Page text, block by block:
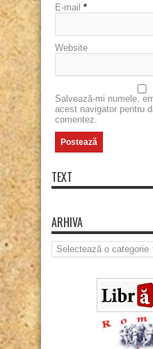
E-mail *
Website
Salvează-mi numele,
acest navigator pentru
comentez.
TEXT
ARHIVA
Arhiva